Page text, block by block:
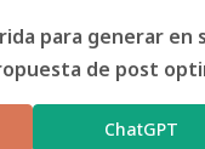
para generar en
de post
ChatGPT